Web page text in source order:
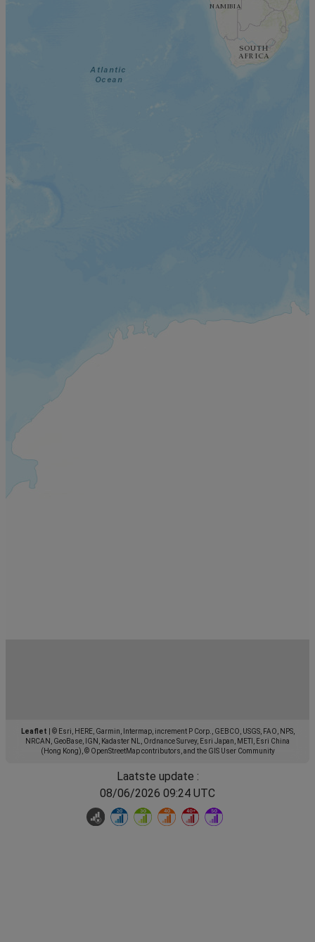
Leaflet
© Esri, HERE, Garmin, Intermap, increment P Corp., GEBCO, USGS, FAO, NPS,
NRCAN, GeoBase, IGN, Kadaster NL, Ordnance Survey, Esri Japan, METI, Esri China
(Hong Kong), © OpenStreetMap contributors, and the GIS User Community
Laatste update :
08/06/2026 09:24 UTC